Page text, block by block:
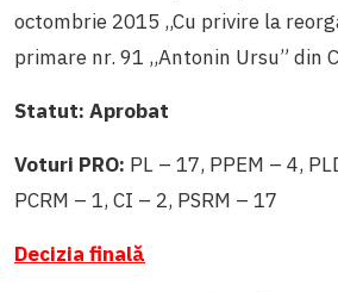
octombrie 2015 ,,Cu privire la
primare nr. 91 ,,Antonin Ursu” din
Statut: Aprobat
Voturi PRO: PL – 17, PPEM – 4,
PCRM – 1, CI – 2, PSRM – 17
Decizia finală